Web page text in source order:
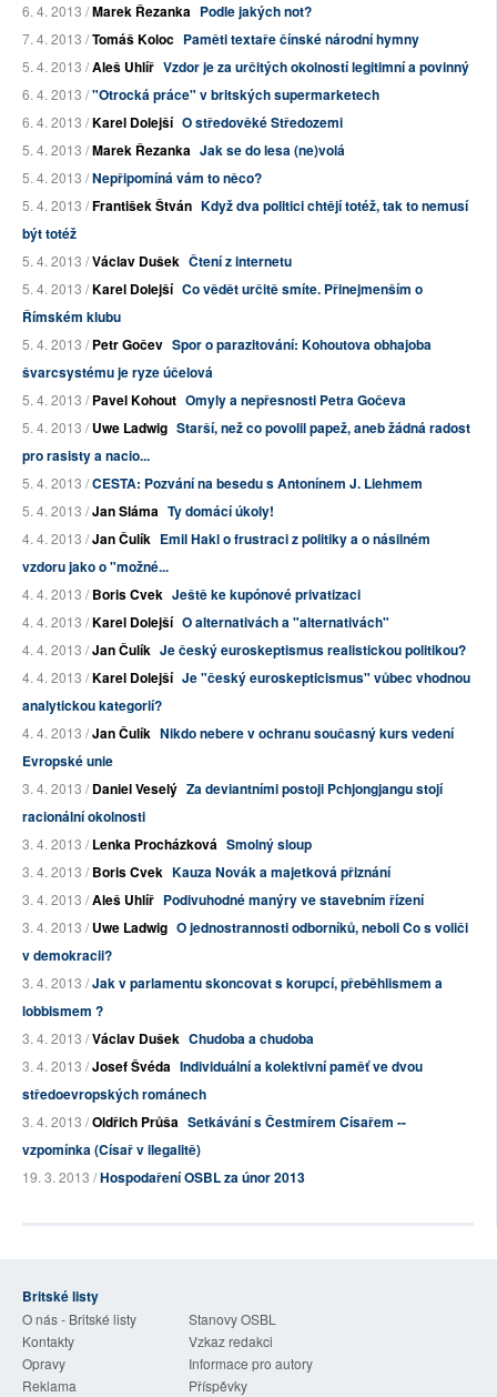
6. 4. 2013 /Marek Řezanka Podle jakých not?
7. 4. 2013 /Tomáš Koloc Paměti textaře čínské národní hymny
5. 4. 2013 /Aleš Uhlíř Vzdor je za určitých okolností legitimní a povinný
6. 4. 2013 /"Otrocká práce" v britských supermarketech
6. 4. 2013 /Karel Dolejší O středověké Středozemi
5. 4. 2013 /Marek Řezanka Jak se do lesa (ne)volá
5. 4. 2013 /Nepřipomíná vám to něco?
5. 4. 2013 /František Štván Když dva politici chtějí totéž, tak to nemusí
být totéž
5. 4. 2013 /Václav Dušek Čtení z internetu
5. 4. 2013 /Karel Dolejší Co vědět určitě smíte. Přinejmenším o
Římském klubu
5. 4. 2013 /Petr Gočev Spor o parazitování: Kohoutova obhajoba
švarcsystému je ryze účelová
5. 4. 2013 /Pavel Kohout Omyly a nepřesnosti Petra Gočeva
5. 4. 2013 /Uwe Ladwig Starší, než co povolil papež, aneb žádná radost
pro rasisty a nacio...
5. 4. 2013 /CESTA: Pozvání na besedu s Antonínem J. Liehmem
5. 4. 2013 /Jan Sláma Ty domácí úkoly!
4. 4. 2013 /Jan Čulík Emil Hakl o frustraci z politiky a o násilném
vzdoru jako o "možné...
4. 4. 2013 /Boris Cvek Ještě ke kupónové privatizaci
4. 4. 2013 /Karel Dolejší O alternativách a "alternativách"
4. 4. 2013 /Jan Čulík Je český euroskeptismus realistickou politikou?
4. 4. 2013 /Karel Dolejší Je "český euroskepticismus" vůbec vhodnou
analytickou kategorií?
4. 4. 2013 /Jan Čulík Nikdo nebere v ochranu současný kurs vedení
Evropské unie
3. 4. 2013 /Daniel Veselý Za deviantními postoji Pchjongjangu stojí
racionální okolnosti
3. 4. 2013 /Lenka Procházková Smolný sloup
3. 4. 2013 /Boris Cvek Kauza Novák a majetková přiznání
3. 4. 2013 /Aleš Uhlíř Podivuhodné manýry ve stavebním řízení
3. 4. 2013 /Uwe Ladwig O jednostrannosti odborníků, neboli Co s voliči
v demokracii?
3. 4. 2013 /Jak v parlamentu skoncovat s korupcí, přeběhlismem a
lobbismem ?
3. 4. 2013 /Václav Dušek Chudoba a chudoba
3. 4. 2013 /Josef Švéda Individuální a kolektivní paměť ve dvou
středoevropských románech
3. 4. 2013 /Oldřich Průša Setkávání s Čestmírem Císařem --
vzpomínka (Císař v ilegalitě)
19. 3. 2013 /Hospodaření OSBL za únor 2013
Britské listy
O nás - Britské listy
Stanovy OSBL
Kontakty
Vzkaz redakci
Opravy
Informace pro autory
Reklama
Příspěvky